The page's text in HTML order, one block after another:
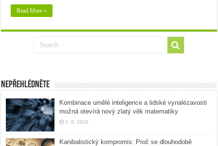
Read More »
Nepřehlédněte
Kombinace umělé inteligence a lidské vynalézavosti
možná otevírá nový zlatý věk matematiky
5. 8. 2026
Kanibalistický kompromis: Proč se dlouhodobě